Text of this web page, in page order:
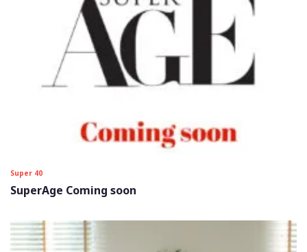
Super 40
SuperAge Coming soon